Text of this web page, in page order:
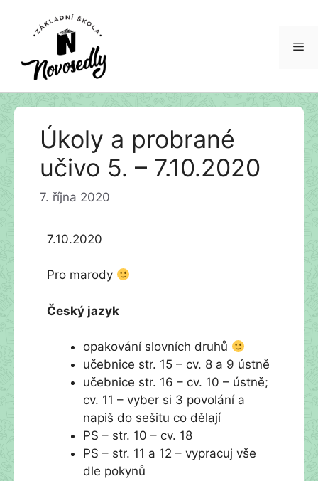
Přeskočit
Úkoly a probrané
učivo 5. – 7.10.2020
7. října 2020
7.10.2020
Pro marody
Český jazyk
opakování slovních druhů
učebnice str. 15 – cv. 8 a 9 ústně
učebnice str. 16 – cv. 10 – ústně;
cv. 11 – vyber si 3 povolání a
napiš do sešitu co dělají
PS – str. 10 – cv. 18
PS – str. 11 a 12 – vypracuj vše
dle pokynů